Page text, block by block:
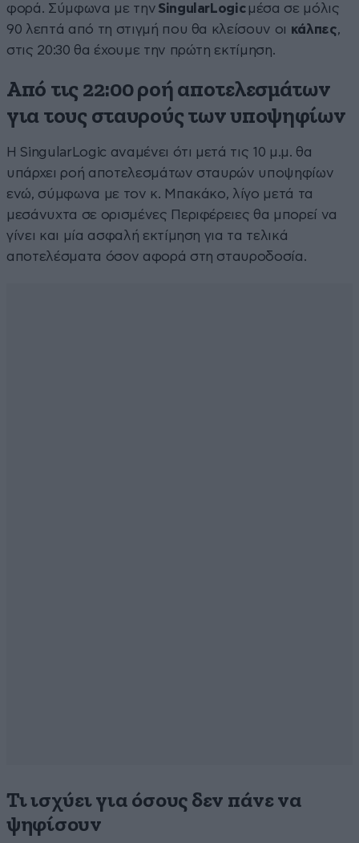
φορά. Σύμφωνα με την SingularLogicμέσα σε μόλις
90 λεπτά από τη στιγμή που θα κλείσουν οι κάλπες,
στις 20:30 θα έχουμε την πρώτη εκτίμηση.
Από τις 22:00 ροή αποτελεσμάτων
για τους σταυρούς των υποψηφίων
Η SingularLogic αναμένει ότι μετά τις 10 μ.μ. θα
υπάρχει ροή αποτελεσμάτων σταυρών υποψηφίων
ενώ, σύμφωνα με τον κ. Μπακάκο, λίγο μετά τα
μεσάνυχτα σε ορισμένες Περιφέρειες θα μπορεί να
γίνει και μία ασφαλή εκτίμηση για τα τελικά
αποτελέσματα όσον αφορά στη σταυροδοσία.
Τι ισχύει για όσους δεν πάνε να
ψηφίσουν